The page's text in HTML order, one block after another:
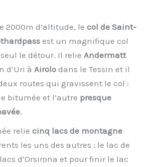
2000m d’altitude, le col de Saint-
est un magnifique col
le détour. Il relie Andermatt
d’Uri à Airolo dans le Tessin et il
routes qui gravissent le col :
bitumée et l’autre presque
.
relie cinq lacs de montagne
les uns des autres : le lac de
d’Orsirona et pour finir le lac